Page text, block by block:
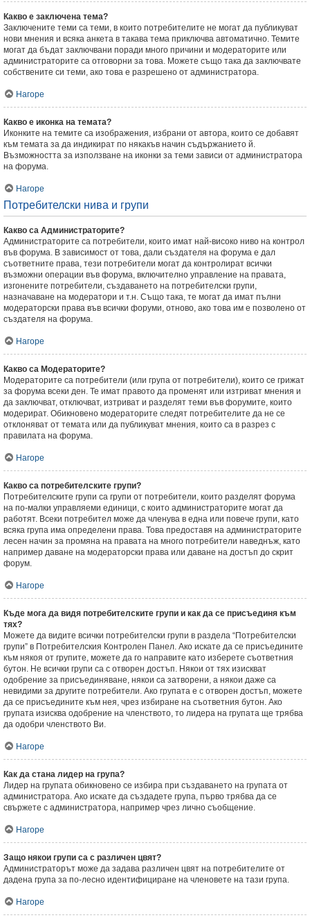
Какво е заключена тема?
Заключените теми са теми, в които потребителите не могат да публикуват
нови мнения и всяка анкета в такава тема приключва автоматично. Темите
могат да бъдат заключвани поради много причини и модераторите или
администраторите са отговорни за това. Можете също така да заключвате
собствените си теми, ако това е разрешено от администратора.
Нагоре
Какво е иконка на темата?
Иконките на темите са изображения, избрани от автора, които се добавят
към темата за да индикират по някакъв начин съдържанието й.
Възможността за използване на иконки за теми зависи от администратора
на форума.
Нагоре
Потребителски нива и групи
Какво са Администраторите?
Администраторите са потребители, които имат най-високо ниво на контрол
във форума. В зависимост от това, дали създателя на форума е дал
съответните права, тези потребители могат да контролират всички
възможни операции във форума, включително управление на правата,
изгонените потребители, създаването на потребителски групи,
назначаване на модератори и т.н. Също така, те могат да имат пълни
модераторски права във всички форуми, отново, ако това им е позволено от
създателя на форума.
Нагоре
Какво са Модераторите?
Модераторите са потребители (или група от потребители), които се грижат
за форума всеки ден. Те имат правото да променят или изтриват мнения и
да заключват, отключват, изтриват и разделят теми във форумите, които
модерират. Обикновено модераторите следят потребителите да не се
отклоняват от темата или да публикуват мнения, които са в разрез с
правилата на форума.
Нагоре
Какво са потребителските групи?
Потребителските групи са групи от потребители, които разделят форума
на по-малки управляеми единици, с които администраторите могат да
работят. Всеки потребител може да членува в една или повече групи, като
всяка група има определени права. Това предоставя на администраторите
лесен начин за промяна на правата на много потребители наведнъж, като
например даване на модераторски права или даване на достъп до скрит
форум.
Нагоре
Къде мога да видя потребителските групи и как да се присъединя към
тях?
Можете да видите всички потребителски групи в раздела “Потребителски
групи” в Потребителския Контролен Панел. Ако искате да се присъедините
към някоя от групите, можете да го направите като изберете съответния
бутон. Не всички групи са с отворен достъп. Някои от тях изискват
одобрение за присъединяване, някои са затворени, а някои даже са
невидими за другите потребители. Ако групата е с отворен достъп, можете
да се присъедините към нея, чрез избиране на съответния бутон. Ако
групата изисква одобрение на членството, то лидера на групата ще трябва
да одобри членството Ви.
Нагоре
Как да стана лидер на група?
Лидер на групата обикновено се избира при създаването на групата от
администратора. Ако искате да създадете група, първо трябва да се
свържете с администратора, например чрез лично съобщение.
Нагоре
Защо някои групи са с различен цвят?
Администраторът може да задава различен цвят на потребителите от
дадена група за по-лесно идентифициране на членовете на тази група.
Нагоре